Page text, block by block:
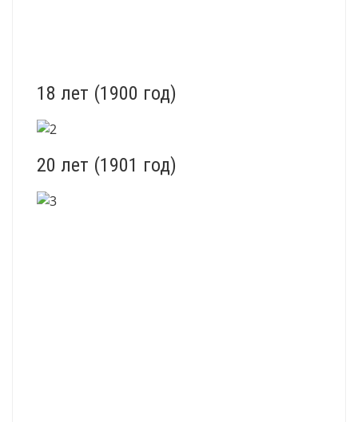
18 лет (1900 год)
20 лет (1901 год)